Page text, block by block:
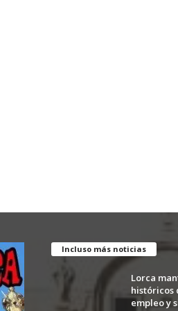
Incluso más noticias
Lorca
históricos
empleo y